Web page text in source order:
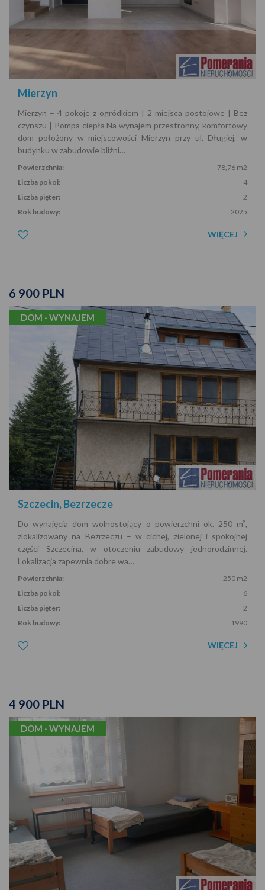
Mierzyn
Mierzyn – 4 pokoje z ogródkiem | 2 miejsca postojowe | Bez
czynszu | Pompa ciepła Na wynajem przestronny, komfortowy
dom położony w miejscowości Mierzyn przy ul. Długiej, w
budynku w zabudowie bliźni…
Powierzchnia:
78,76 m2
Liczba pokoi:
4
Liczba pięter:
2
Rok budowy:
2025
WIĘCEJ
6 900 PLN
DOM · WYNAJEM
Szczecin, Bezrzecze
Do wynajęcia dom wolnostojący o powierzchni ok. 250 m²,
zlokalizowany na Bezrzeczu – w cichej, zielonej i spokojnej
części Szczecina, w otoczeniu zabudowy jednorodzinnej.
Lokalizacja zapewnia dobre wa…
Powierzchnia:
250 m2
Liczba pokoi:
6
Liczba pięter:
2
Rok budowy:
1990
WIĘCEJ
4 900 PLN
DOM · WYNAJEM